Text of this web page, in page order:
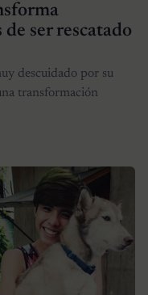
ser rescatado
descuidado por su
transformación